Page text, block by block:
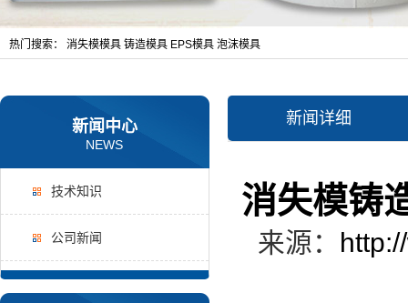
热门搜索： 消失模模具 铸造模具 EPS模具 泡沫模具
新闻中心
NEWS
技术知识
公司新闻
新闻详细
消失模铸
来源：